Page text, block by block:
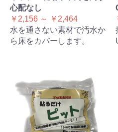
心配なし
￥2,156 ～ ￥2,464
水を通さない素材で汚水か
ら床をカバーします。